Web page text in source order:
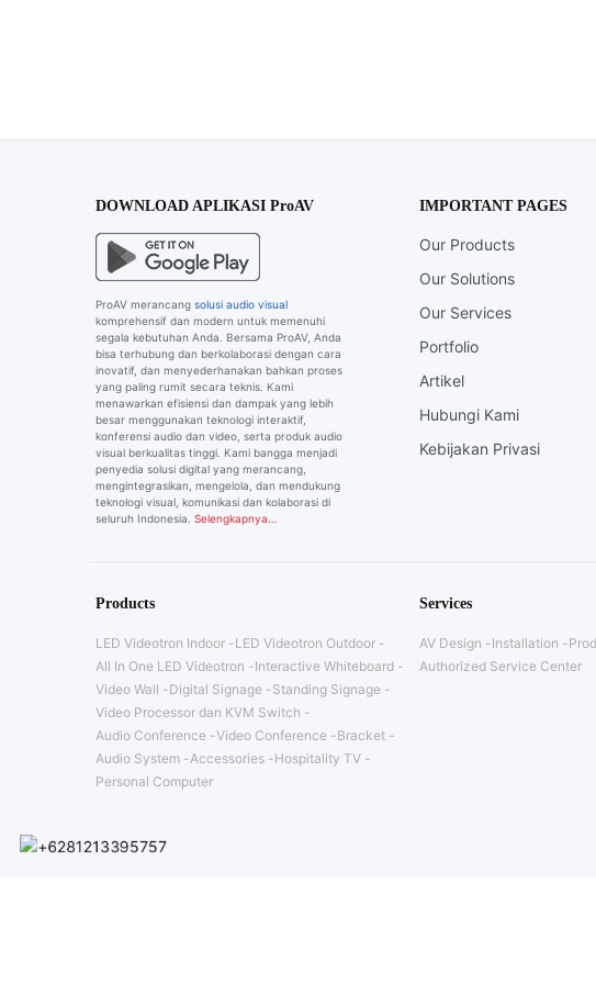
DOWNLOAD APLIKASI ProAV
ProAV merancang solusi audio visual
komprehensif dan modern untuk memenuhi
segala kebutuhan Anda. Bersama ProAV, Anda
bisa terhubung dan berkolaborasi dengan cara
inovatif, dan menyederhanakan bahkan proses
yang paling rumit secara teknis. Kami
menawarkan efisiensi dan dampak yang lebih
besar menggunakan teknologi interaktif,
konferensi audio dan video, serta produk audio
visual berkualitas tinggi. Kami bangga menjadi
penyedia solusi digital yang merancang,
mengintegrasikan, mengelola, dan mendukung
teknologi visual, komunikasi dan kolaborasi di
seluruh Indonesia. Selengkapnya…
IMPORTANT PAGES
Our Products
Our Solutions
Our Services
Portfolio
Artikel
Hubungi Kami
Kebijakan Privasi
Products
LED Videotron Indoor
LED Videotron Outdoor
All In One LED Videotron
Interactive Whiteboard
Video Wall
Digital Signage
Standing Signage
Video Processor dan KVM Switch
Audio Conference Video Conference
Bracket
Audio System Accessories
Hospitality TV
Personal Computer
Services
AV Design Installation
Authorized Service Center